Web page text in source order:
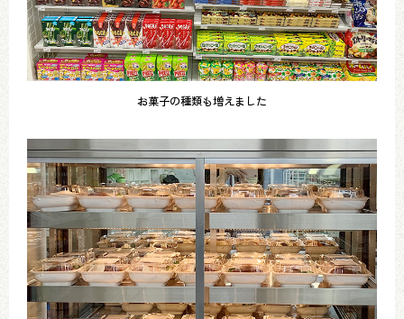
お菓子の種類も増えました